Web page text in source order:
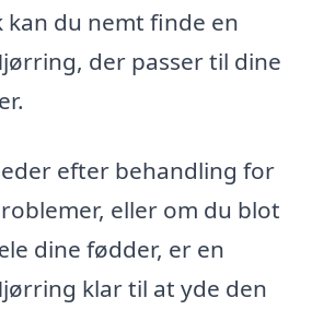
du nemt finde en
der passer til dine
efter behandling for
eller om du blot
dine fødder, er en
klar til at yde den